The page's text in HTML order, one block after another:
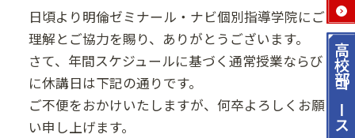
高校部
コース
日頃より明倫ゼミナール・ナビ個別指導学院にご
理解とご協力を賜り、ありがとうございます。
さて、年間スケジュールに基づく通常授業ならび
に休講日は下記の通りです。
ご不便をおかけいたしますが、何卒よろしくお願
い申し上げます。